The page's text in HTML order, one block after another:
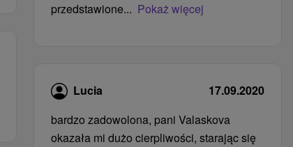
przedstawione... Pokaż więcej
Lucia
17.09.2020
bardzo zadowolona, ​​pani Valaskova
okazała mi dużo cierpliwości, starając się